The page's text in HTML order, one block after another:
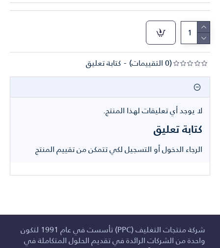
(0 التقييمات) - كتابة تعليق
لا يوجد أي تعليقات لهذا المنتج.
كتابة تعليق
الرجاء الدخولأو التسجيل لكي تتمكن من تقييم المنتج
شركة منتجات التغليف (PPC) تأسست في عام 1991 لتكون
واحدة من الشركات الرائدة في تقديم الحلول المتكاملة في